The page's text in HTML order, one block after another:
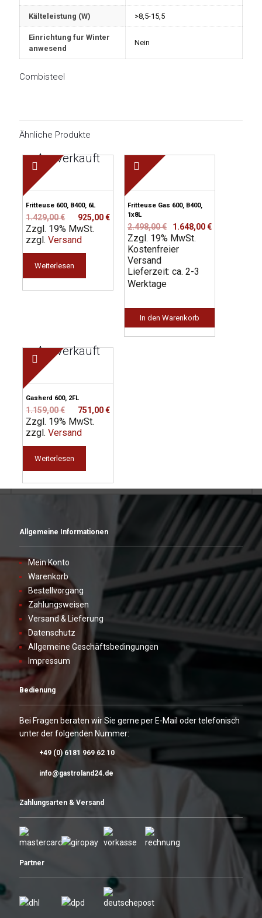
Kälteleistung (W) >8,5-15,5
Einrichtung fur Winter
anwesend
Nein
Combisteel
Ähnliche Produkte
Ausverkauft
Fritteuse 600, B400, 6L
1.429,00€Ursprünglicher
Preis
war:
925,00€
Aktueller
Preis
ist:
Zzgl. 19% MwSt.
zzgl.Versand
Weiterlesen
Fritteuse Gas 600, B400,
1x8L
2.498,00€Ursprünglicher
Preis
war:
1.648,00€
Aktueller
Preis
ist:
Zzgl. 19% MwSt.
Kostenfreier
Versand
Lieferzeit: ca. 2-3
Werktage
In den Warenkorb
Ausverkauft
Gasherd 600, 2FL
1.159,00€Ursprünglicher
Preis
war:
751,00€
Aktueller
Preis
ist:
Zzgl. 19% MwSt.
zzgl.Versand
Weiterlesen
Allgemeine Informationen
Mein Konto
Warenkorb
Bestellvorgang
Zahlungsweisen
Versand & Lieferung
Datenschutz
Allgemeine Geschäftsbedingungen
Impressum
Bedienung
Bei Fragen beraten wir Sie gerne per E-Mail oder telefonisch
unter der folgenden Nummer:
+49 (0) 6181 969 62 10
info@gastroland24.de
Zahlungsarten & Versand
Partner